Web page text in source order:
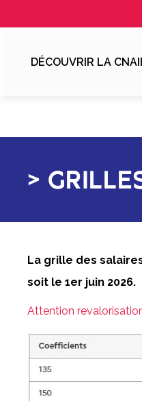
DÉCOUVRIR LA
La grille des
soit le 1er juin 2026.
Attention